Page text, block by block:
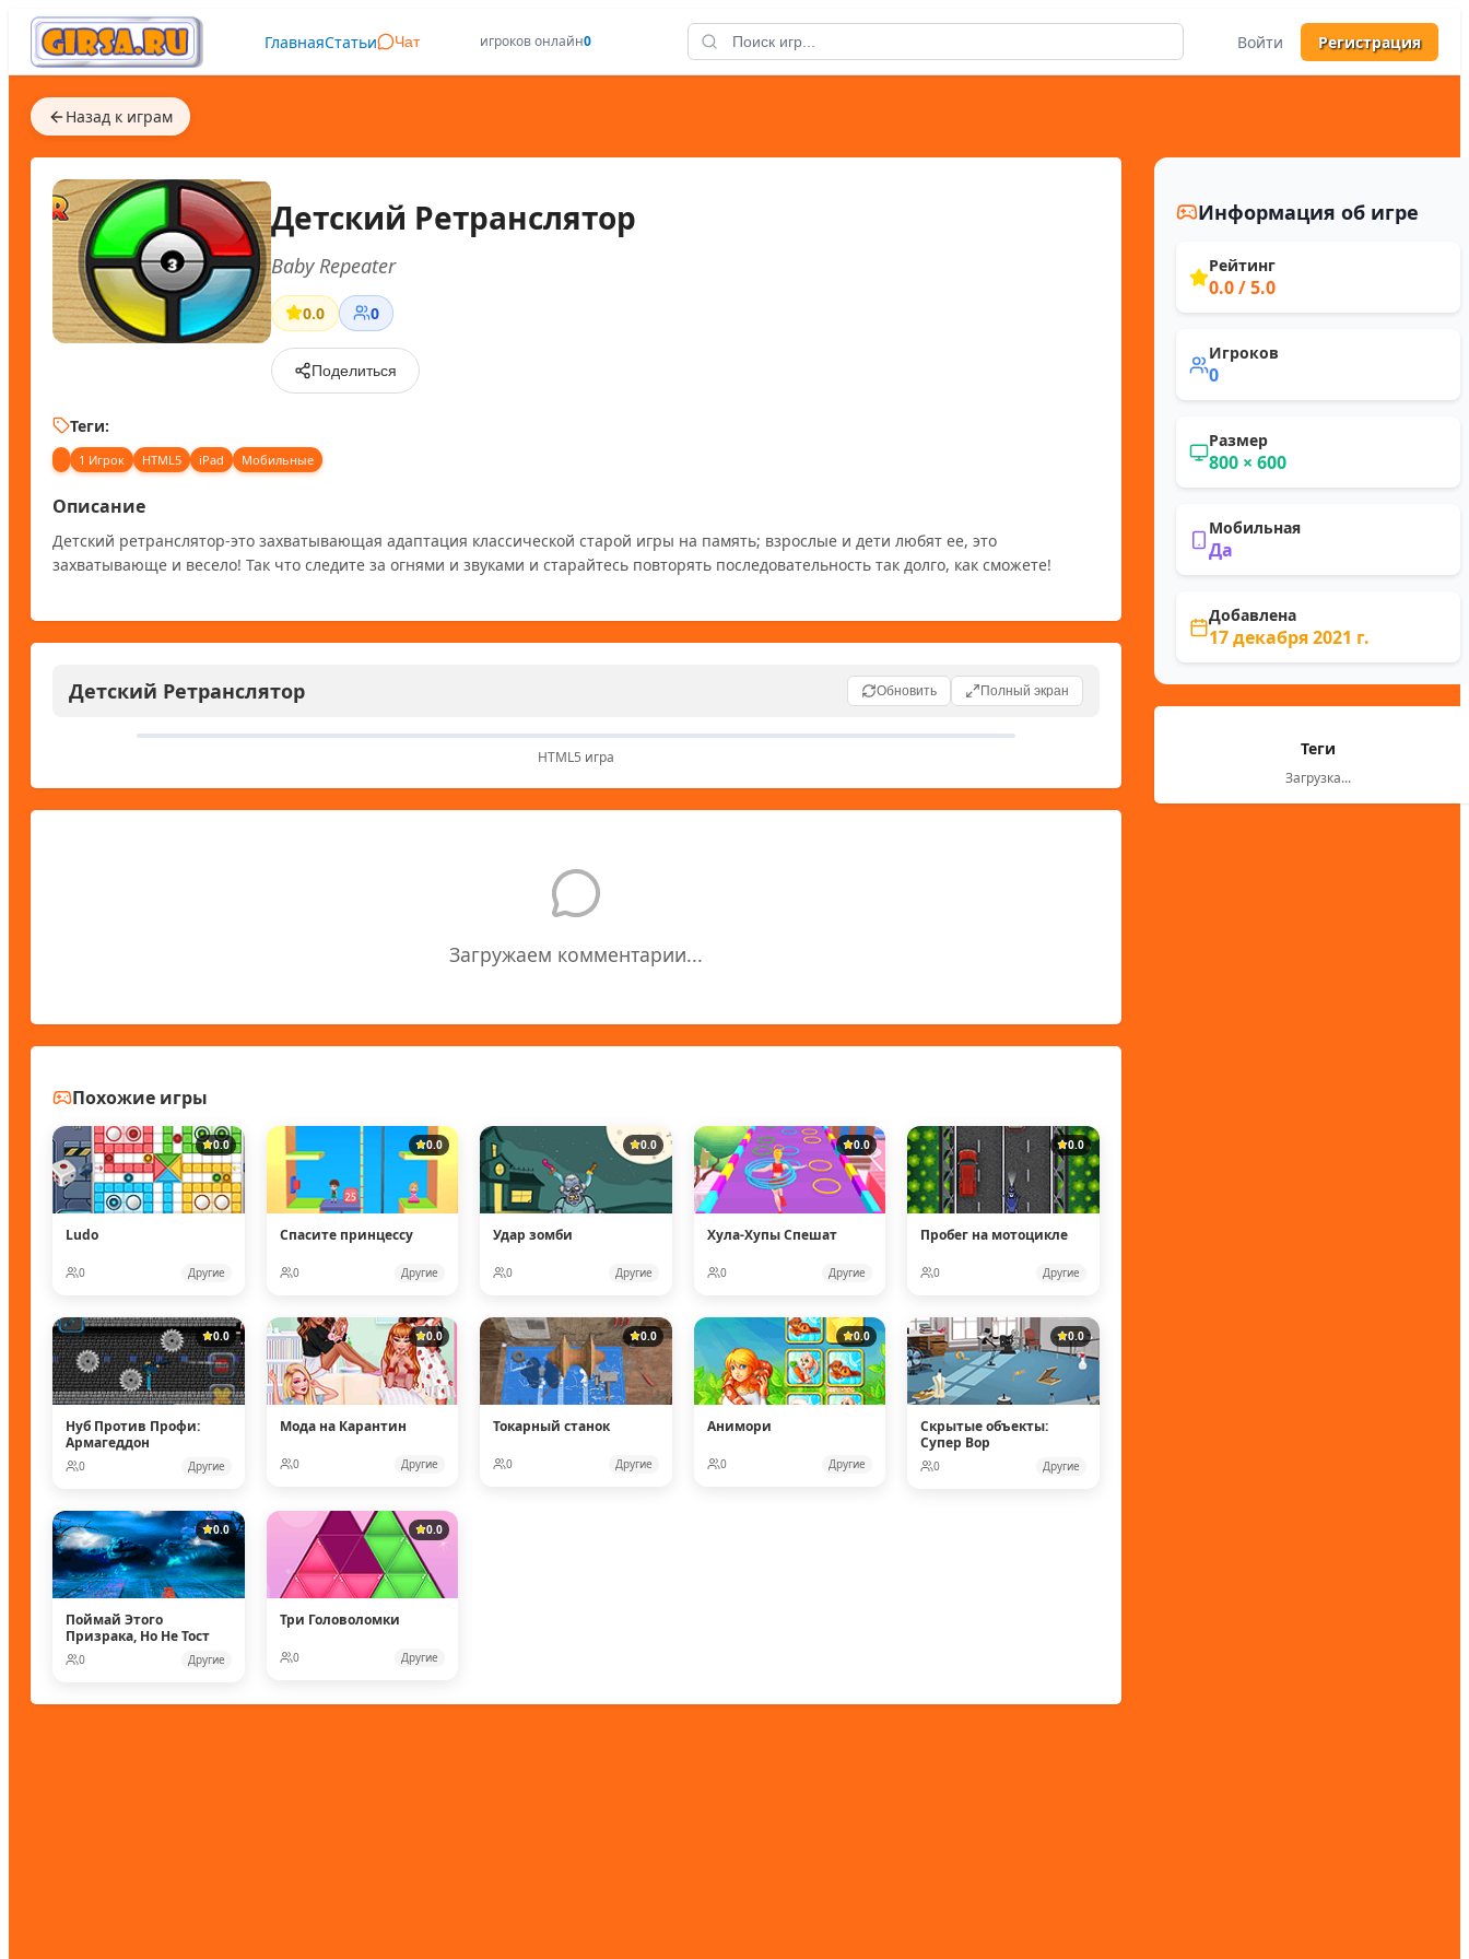
ГлавнаяСтатьи Чат игроков онлайн0 Войти Регистрация
Назад к играм
Детский Ретранслятор
Baby Repeater
0.0 0
Поделиться
Теги:
1 Игрок HTML5 iPad Мобильные
Описание
Детский ретранслятор-это захватывающая адаптация классической старой игры на память; взрослые и дети любят ее, это
захватывающе и весело! Так что следите за огнями и звуками и старайтесь повторять последовательность так долго, как сможете!
Детский Ретранслятор Обновить Полный экран
HTML5 игра
Загружаем комментарии...
Похожие игры
0.0
Ludo
0 Другие
0.0
Спасите принцессу
0 Другие
0.0
Удар зомби
0 Другие
0.0
Хула-Хупы Спешат
0 Другие
0.0
Пробег на мотоцикле
0 Другие
0.0
Нуб Против Профи:
Армагеддон
0 Другие
0.0
Мода на Карантин
0 Другие
0.0
Токарный станок
0 Другие
0.0
Анимори
0 Другие
0.0
Скрытые объекты:
Супер Вор
0 Другие
0.0
Поймай Этого
Призрака, Но Не Тост
0 Другие
0.0
Три Головоломки
0 Другие
Информация об игре
Рейтинг
0.0/ 5.0
Игроков
0
Размер
800 × 600
Мобильная
Да
Добавлена
17 декабря 2021 г.
Теги
Загрузка...